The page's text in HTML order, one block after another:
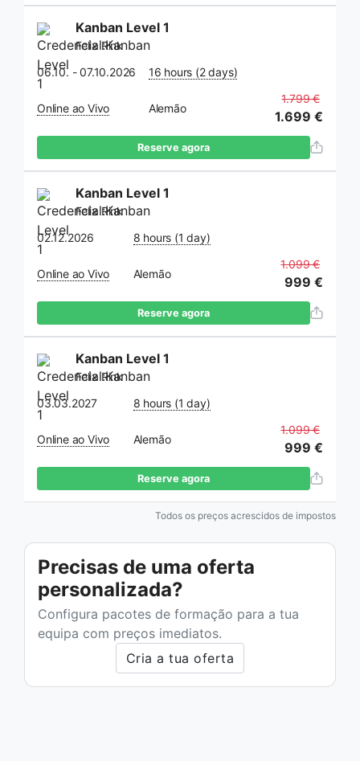
Kanban Level 1
Felix Rink
06.10. - 07.10.2026
16 hours (2 days)
Online ao Vivo Alemão
1.799 €
1.699 €
Reserve agora
Kanban Level 1
Felix Rink
02.12.2026
8 hours (1 day)
Online ao Vivo Alemão
1.099 €
999 €
Reserve agora
Kanban Level 1
Felix Rink
03.03.2027
8 hours (1 day)
Online ao Vivo Alemão
1.099 €
999 €
Reserve agora
Todos os preços acrescidos de impostos
Precisas de uma oferta
personalizada?
Configura pacotes de formação para a tua
equipa com preços imediatos.
Cria a tua oferta